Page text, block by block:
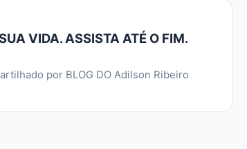
VIDA. ASSISTA ATÉ O FIM.
por BLOG DO Adilson Ribeiro